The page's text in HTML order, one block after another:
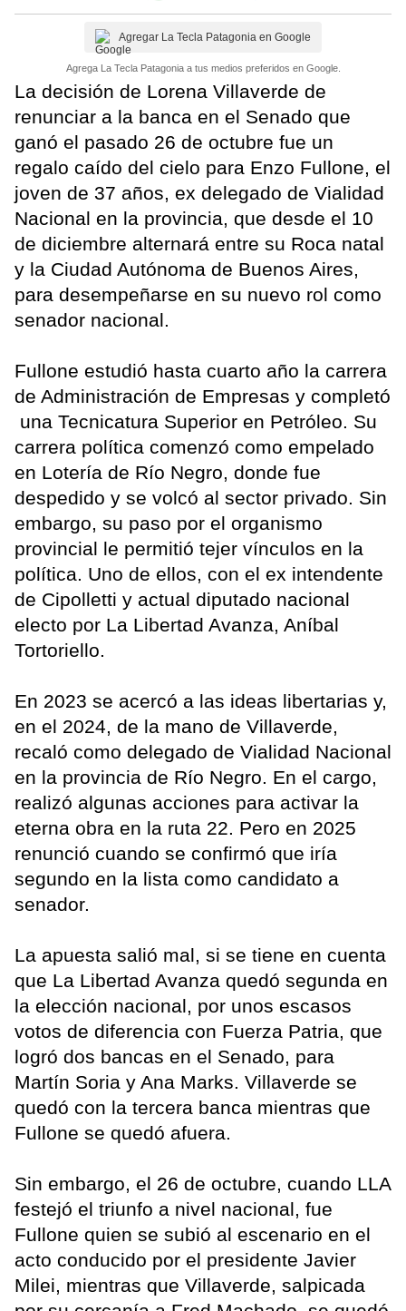
Agregar La Tecla Patagonia en Google
Agrega La Tecla Patagonia a tus medios preferidos en Google.
La decisión de Lorena Villaverde de
renunciar a la banca en el Senado que
ganó el pasado 26 de octubre fue un
regalo caído del cielo para Enzo Fullone, el
joven de 37 años, ex delegado de Vialidad
Nacional en la provincia, que desde el 10
de diciembre alternará entre su Roca natal
y la Ciudad Autónoma de Buenos Aires,
para desempeñarse en su nuevo rol como
senador nacional.
Fullone estudió hasta cuarto año la carrera
de Administración de Empresas y completó
una Tecnicatura Superior en Petróleo. Su
carrera política comenzó como empelado
en Lotería de Río Negro, donde fue
despedido y se volcó al sector privado. Sin
embargo, su paso por el organismo
provincial le permitió tejer vínculos en la
política. Uno de ellos, con el ex intendente
de Cipolletti y actual diputado nacional
electo por La Libertad Avanza, Aníbal
Tortoriello.
En 2023 se acercó a las ideas libertarias y,
en el 2024, de la mano de Villaverde,
recaló como delegado de Vialidad Nacional
en la provincia de Río Negro. En el cargo,
realizó algunas acciones para activar la
eterna obra en la ruta 22. Pero en 2025
renunció cuando se confirmó que iría
segundo en la lista como candidato a
senador.
La apuesta salió mal, si se tiene en cuenta
que La Libertad Avanza quedó segunda en
la elección nacional, por unos escasos
votos de diferencia con Fuerza Patria, que
logró dos bancas en el Senado, para
Martín Soria y Ana Marks. Villaverde se
quedó con la tercera banca mientras que
Fullone se quedó afuera.
Sin embargo, el 26 de octubre, cuando LLA
festejó el triunfo a nivel nacional, fue
Fullone quien se subió al escenario en el
acto conducido por el presidente Javier
Milei, mientras que Villaverde, salpicada